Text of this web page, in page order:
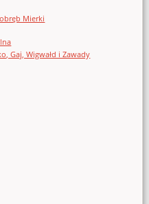
Mierki
Gaj, Wigwałd i Zawady